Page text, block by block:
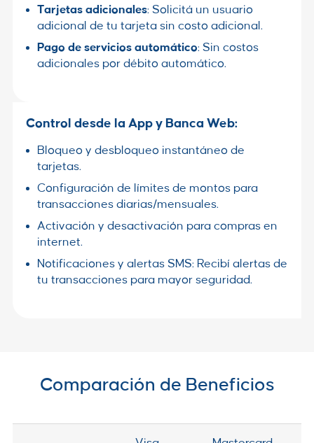
Tarjetas adicionales: Solicitá un usuario
adicional de tu tarjeta sin costo adicional.
Pago de servicios automático: Sin costos
adicionales por débito automático.
Control desde la App y Banca Web:
Bloqueo y desbloqueo instantáneo de
tarjetas.
Configuración de límites de montos para
transacciones diarias/mensuales.
Activación y desactivación para compras en
internet.
Notificaciones y alertas SMS: Recibí alertas de
tu transacciones para mayor seguridad.
Comparación de Beneficios